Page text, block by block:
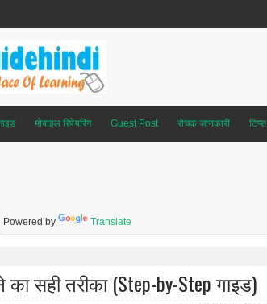
मोबाइल रिपेयरिंग Guest Post रोचक जानकारी टिप्स
Powered by Translate
सही तरीका (Step-by-Step गाइड)